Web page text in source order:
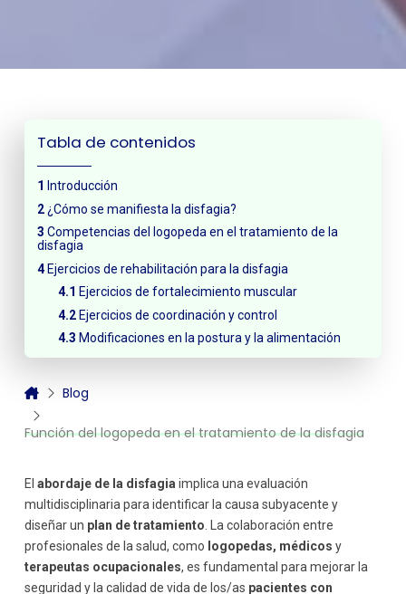
Tabla de contenidos
Introducción
¿Cómo se manifiesta la disfagia?
Competencias del logopeda en el tratamiento de la
disfagia
Ejercicios de rehabilitación para la disfagia
Ejercicios de fortalecimiento muscular
Ejercicios de coordinación y control
Modificaciones en la postura y la alimentación
Blog
Función del logopeda en el tratamiento de la disfagia
El abordaje de la disfagia implica una evaluación
multidisciplinaria para identificar la causa subyacente y
diseñar un plan de tratamiento. La colaboración entre
profesionales de la salud, como logopedas, médicos y
terapeutas ocupacionales, es fundamental para mejorar la
seguridad y la calidad de vida de los/as pacientes con